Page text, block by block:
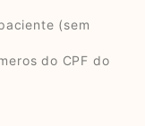
(sem
do CPF do